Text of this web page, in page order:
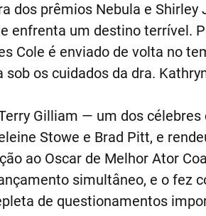
dos prêmios Nebula e
enfrenta um destino terrível.
Cole é enviado de volta no
sob os cuidados da dra.
Gilliam — um dos célebres
Stowe e Brad Pitt, e
ao Oscar de Melhor Ator
simultâneo, e o fez
de questionamentos